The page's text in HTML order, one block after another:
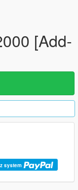
[Add-
system